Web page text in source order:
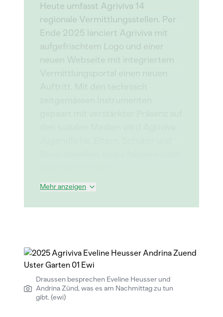
Heute umfasst Agriviva 14
regionale Vermittlungsstellen. Per
Ende 2025 lanciert Agriviva mit
aufgefrischtem Logo und einer
neuen Webseite mit integriertem
Mehr anzeigen
Draussen besprechen Eveline Heusser und
Andrina Zünd, was es am Nachmittag zu tun
gibt. (ewi)